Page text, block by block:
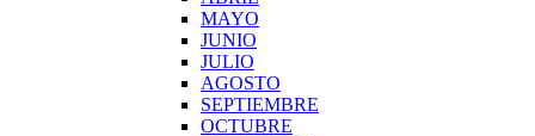
MAYO
JUNIO
JULIO
AGOSTO
SEPTIEMBRE
OCTUBRE